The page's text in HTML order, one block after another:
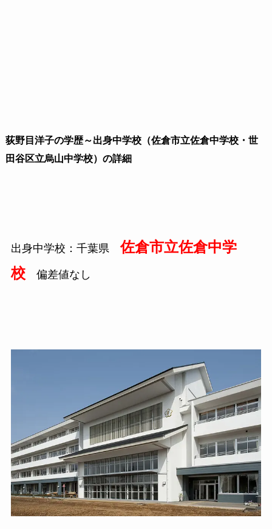
荻野目洋子の学歴～出身中学校（佐倉市立佐倉中学校・世
田谷区立烏山中学校）の詳細
出身中学校：千葉県佐倉市立佐倉中学
校偏差値なし